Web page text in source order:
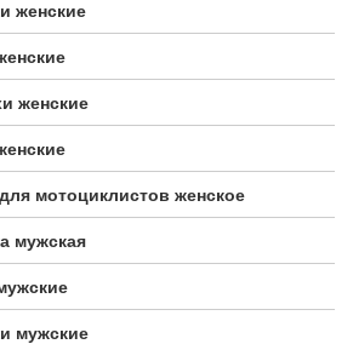
женские
женские
мотоциклистов женское
мужская
мужские